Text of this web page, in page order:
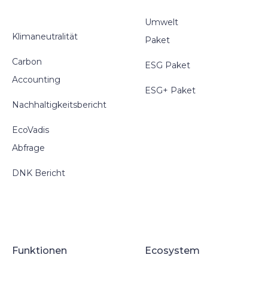
Klimaneutralität
Carbon
Accounting
Nachhaltigkeitsbericht
EcoVadis
Abfrage
DNK Bericht
Umwelt
Paket
ESG Paket
ESG+ Paket
Funktionen Ecosystem